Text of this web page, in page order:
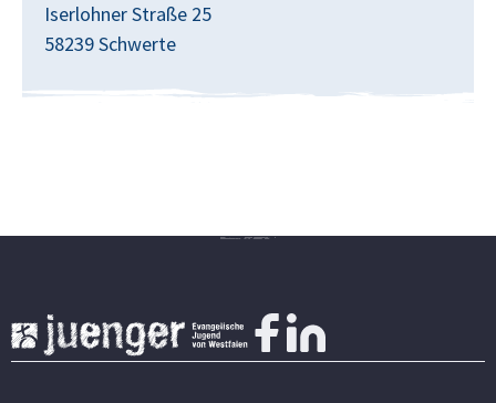
Iserlohner Straße 25
58239 Schwerte